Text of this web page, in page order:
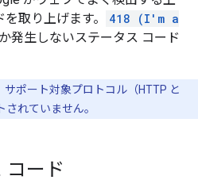
取り上げます。
418 (I'm a
発生しないステータス コード
ポート対象プロトコル（HTTP と
れていません。
コード